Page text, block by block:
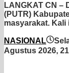
LANGKAT CN –
(PUTR)
masyarakat.
NASIONAL
Agustus 2026,